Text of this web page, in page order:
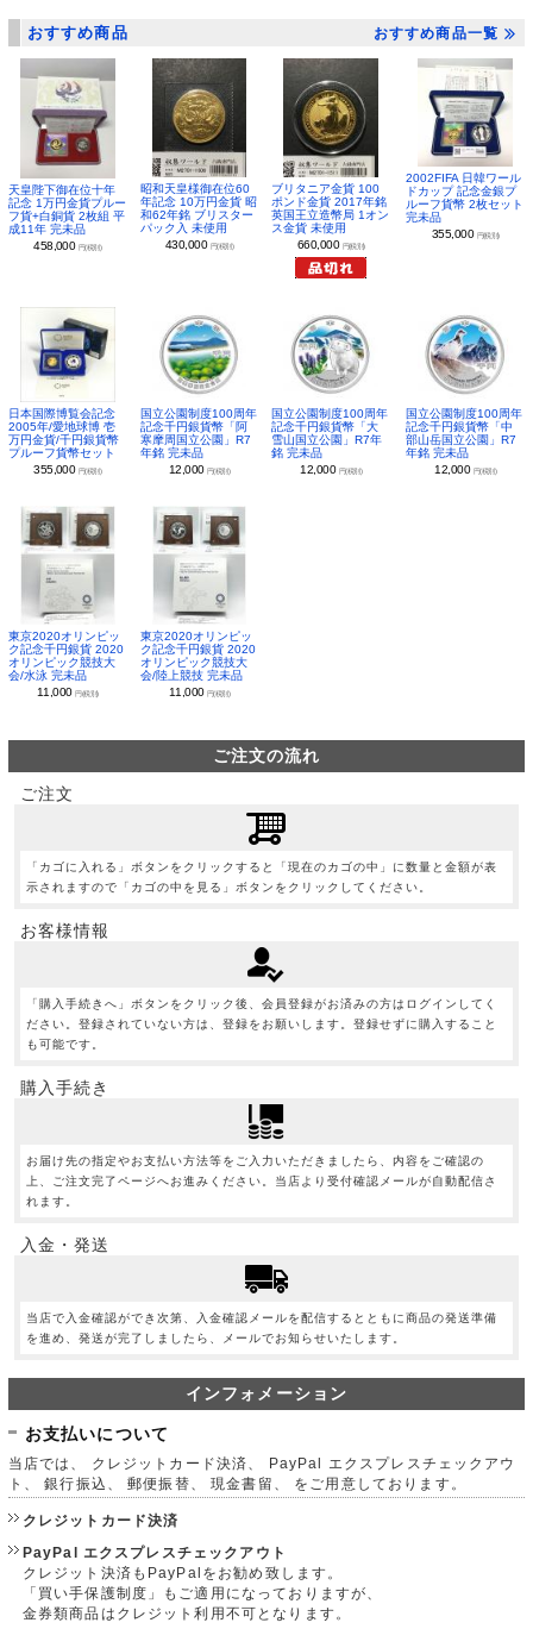
おすすめ商品 おすすめ商品一覧
天皇陛下御在位十年
記念 1万円金貨プルー
フ貨+白銅貨 2枚組 平
成11年 完未品
458,000 円(税別)
昭和天皇様御在位60
年記念 10万円金貨 昭
和62年銘 ブリスター
パック入 未使用
430,000 円(税別)
ブリタニア金貨 100
ポンド金貨 2017年銘
英国王立造幣局 1オン
ス金貨 未使用
660,000 円(税別)
2002FIFA 日韓ワール
ドカップ 記念金銀プ
ルーフ貨幣 2枚セット
完未品
355,000 円(税別)
日本国際博覧会記念
2005年/愛地球博 壱
万円金貨/千円銀貨幣
プルーフ貨幣セット
355,000 円(税別)
国立公園制度100周年
記念千円銀貨幣「阿
寒摩周国立公園」R7
年銘 完未品
12,000 円(税別)
国立公園制度100周年
記念千円銀貨幣「大
雪山国立公園」R7年
銘 完未品
12,000 円(税別)
国立公園制度100周年
記念千円銀貨幣「中
部山岳国立公園」R7
年銘 完未品
12,000 円(税別)
東京2020オリンピッ
ク記念千円銀貨 2020
オリンピック競技大
会/水泳 完未品
11,000円(税別)
東京2020オリンピッ
ク記念千円銀貨 2020
オリンピック競技大
会/陸上競技 完未品
11,000 円(税別)
ご注文の流れ
ご注文
「カゴに入れる」ボタンをクリックすると「現在のカゴの中」に数量と金額が表
示されますので「カゴの中を見る」ボタンをクリックしてください。
お客様情報
「購入手続きへ」ボタンをクリック後、会員登録がお済みの方はログインしてく
ださい。登録されていない方は、登録をお願いします。登録せずに購入すること
も可能です。
購入手続き
お届け先の指定やお支払い方法等をご入力いただきましたら、内容をご確認の
上、ご注文完了ページへお進みください。当店より受付確認メールが自動配信さ
れます。
入金・発送
当店で入金確認ができ次第、入金確認メールを配信するとともに商品の発送準備
を進め、発送が完了しましたら、メールでお知らせいたします。
インフォメーション
お支払いについて
当店では、 クレジットカード決済、 PayPal エクスプレスチェックアウ
ト、 銀行振込、 郵便振替、 現金書留、 をご用意しております。
クレジットカード決済
PayPal エクスプレスチェックアウト
クレジット決済もPayPalをお勧め致します。
「買い手保護制度」もご適用になっておりますが、
金券類商品はクレジット利用不可となります。